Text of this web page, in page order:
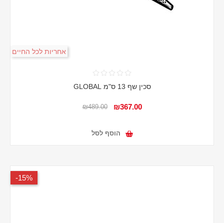
אחריות לכל החיים
סכין שף 13 ס"מ GLOBAL
₪367.00
₪489.00
הוסף לסל
15%-